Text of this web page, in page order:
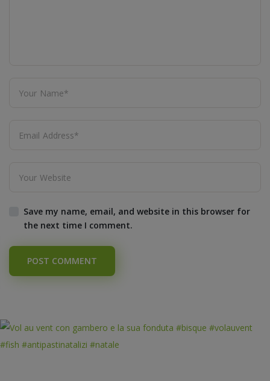
Save my name, email, and website in this browser for
the next time I comment.
POST COMMENT